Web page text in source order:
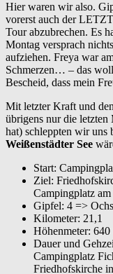
Hier waren wir also.
vorerst auch der
Tour abzubrechen. Es
Montag versprach
aufziehen. Freya war
Schmerzen… – das
Bescheid, dass mein
Mit letzter Kraft und
übrigens nur die letzten
hat) schleppten wir uns
Weißenstädter See
Start:
Ziel:
Campingplatz am
Gipfel: 4 =>
Kilometer: 21,1
Höhenmeter:
Dauer und
Campingplatz
Friedhofskirche